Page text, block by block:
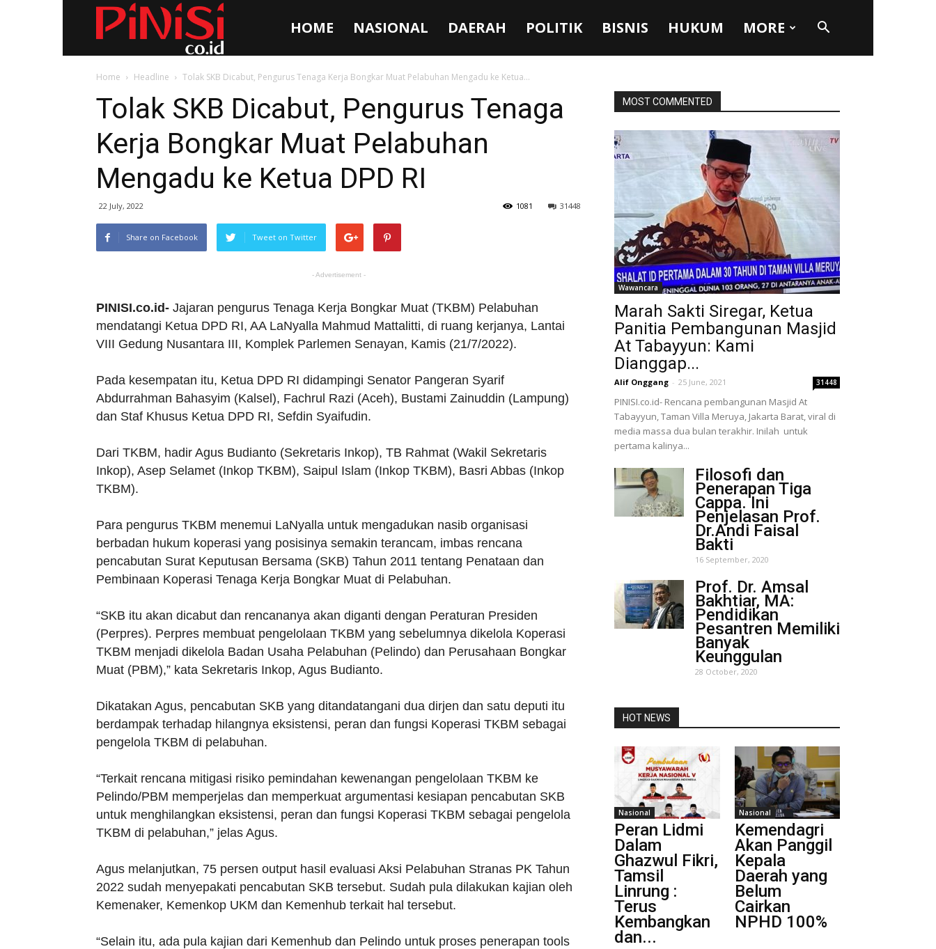
HOME NASIONAL DAERAH POLITIK BISNIS HUKUM MORE
Home Headline Tolak SKB Dicabut, Pengurus Tenaga Kerja Bongkar Muat Pelabuhan Mengadu ke Ketua...
Tolak SKB Dicabut, Pengurus Tenaga
Kerja Bongkar Muat Pelabuhan
Mengadu ke Ketua DPD RI
22 July, 2022 31448
1081
Share on Facebook Tweet on Twitter
- Advertisement -
PINISI.co.id- Jajaran pengurus Tenaga Kerja Bongkar Muat (TKBM) Pelabuhan
mendatangi Ketua DPD RI, AA LaNyalla Mahmud Mattalitti, di ruang kerjanya, Lantai
VIII Gedung Nusantara III, Komplek Parlemen Senayan, Kamis (21/7/2022).
Pada kesempatan itu, Ketua DPD RI didampingi Senator Pangeran Syarif
Abdurrahman Bahasyim (Kalsel), Fachrul Razi (Aceh), Bustami Zainuddin (Lampung)
dan Staf Khusus Ketua DPD RI, Sefdin Syaifudin.
Dari TKBM, hadir Agus Budianto (Sekretaris Inkop), TB Rahmat (Wakil Sekretaris
Inkop), Asep Selamet (Inkop TKBM), Saipul Islam (Inkop TKBM), Basri Abbas (Inkop
TKBM).
Para pengurus TKBM menemui LaNyalla untuk mengadukan nasib organisasi
berbadan hukum koperasi yang posisinya semakin terancam, imbas rencana
pencabutan Surat Keputusan Bersama (SKB) Tahun 2011 tentang Penataan dan
Pembinaan Koperasi Tenaga Kerja Bongkar Muat di Pelabuhan.
“SKB itu akan dicabut dan rencananya akan diganti dengan Peraturan Presiden
(Perpres). Perpres membuat pengelolaan TKBM yang sebelumnya dikelola Koperasi
TKBM menjadi dikelola Badan Usaha Pelabuhan (Pelindo) dan Perusahaan Bongkar
Muat (PBM),” kata Sekretaris Inkop, Agus Budianto.
Dikatakan Agus, pencabutan SKB yang ditandatangani dua dirjen dan satu deputi itu
berdampak terhadap hilangnya eksistensi, peran dan fungsi Koperasi TKBM sebagai
pengelola TKBM di pelabuhan.
“Terkait rencana mitigasi risiko pemindahan kewenangan pengelolaan TKBM ke
Pelindo/PBM memperjelas dan memperkuat argumentasi kesiapan pencabutan SKB
untuk menghilangkan eksistensi, peran dan fungsi Koperasi TKBM sebagai pengelola
TKBM di pelabuhan,” jelas Agus.
Agus melanjutkan, 75 persen output hasil evaluasi Aksi Pelabuhan Stranas PK Tahun
2022 sudah menyepakati pencabutan SKB tersebut. Sudah pula dilakukan kajian oleh
Kemenaker, Kemenkop UKM dan Kemenhub terkait hal tersebut.
“Selain itu, ada pula kajian dari Kemenhub dan Pelindo untuk proses penerapan tools
MOST COMMENTED
Wawancara
Marah Sakti Siregar, Ketua
Panitia Pembangunan Masjid
At Tabayyun: Kami
Dianggap...
Alif Onggang - 25 June, 2021 31448
PINISI.co.id- Rencana pembangunan Masjid At
Tabayyun, Taman Villa Meruya, Jakarta Barat, viral di
media massa dua bulan terakhir. Inilah untuk
pertama kalinya...
Filosofi dan
Penerapan Tiga
Cappa. Ini
Penjelasan Prof.
Dr.Andi Faisal
Bakti
16 September, 2020
Prof. Dr. Amsal
Bakhtiar, MA:
Pendidikan
Pesantren Memiliki
Banyak
Keunggulan
28 October, 2020
HOT NEWS
Nasional
Peran Lidmi
Dalam
Ghazwul Fikri,
Tamsil
Linrung :
Terus
Kembangkan
dan...
Nasional
Kemendagri
Akan Panggil
Kepala
Daerah yang
Belum
Cairkan
NPHD 100%